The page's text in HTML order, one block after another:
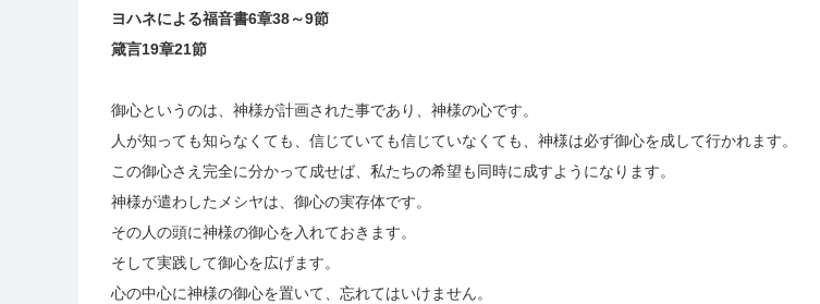
ヨハネによる福音書6章38～9節
箴言19章21節
御心というのは、神様が計画された事であり、神様の心です。
人が知っても知らなくても、信じていても信じていなくても、神様は必ず御心を成して行かれます。
この御心さえ完全に分かって成せば、私たちの希望も同時に成すようになります。
神様が遣わしたメシヤは、御心の実存体です。
その人の頭に神様の御心を入れておきます。
そして実践して御心を広げます。
心の中心に神様の御心を置いて、忘れてはいけません。